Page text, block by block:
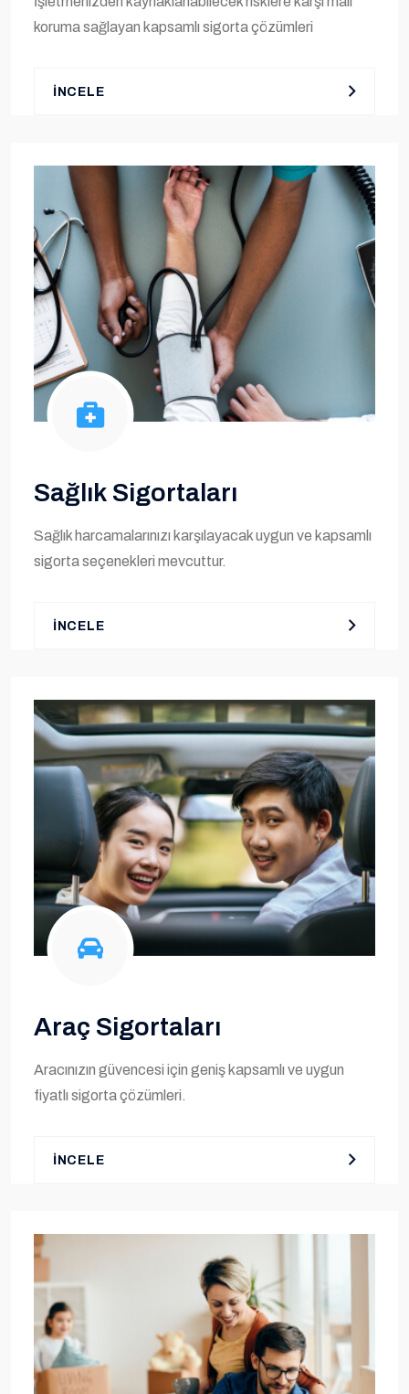
koruma sağlayan kapsamlı sigorta çözümleri
İNCELE
Sağlık Sigortaları
Sağlık harcamalarınızı karşılayacak uygun ve kapsamlı
sigorta seçenekleri mevcuttur.
İNCELE
Araç Sigortaları
Aracınızın güvencesi için geniş kapsamlı ve uygun
fiyatlı sigorta çözümleri.
İNCELE